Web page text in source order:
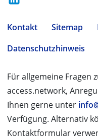
Kontakt Sitemap
Datenschutzhinweis
Für allgemeine Fragen
access.network,
Ihnen gerne unter
Verfügung. Alternativ
Kontaktformular